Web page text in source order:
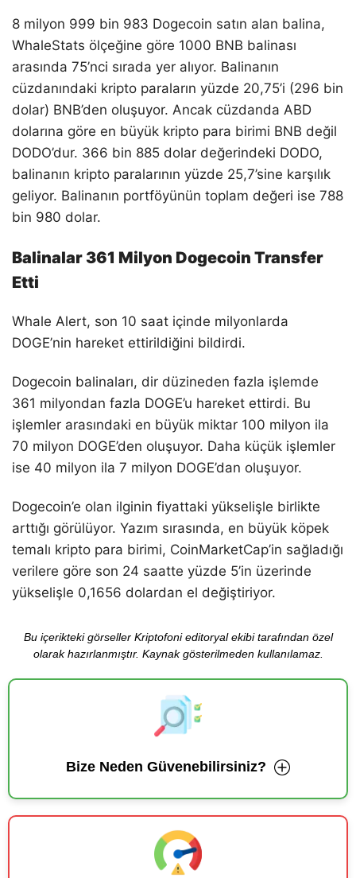
8 milyon 999 bin 983 Dogecoin satın alan balina,
WhaleStats ölçeğine göre 1000 BNB balinası
arasında 75’nci sırada yer alıyor. Balinanın
cüzdanındaki kripto paraların yüzde 20,75’i (296 bin
dolar) BNB’den oluşuyor. Ancak cüzdanda ABD
dolarına göre en büyük kripto para birimi BNB değil
DODO’dur. 366 bin 885 dolar değerindeki DODO,
balinanın kripto paralarının yüzde 25,7’sine karşılık
geliyor. Balinanın portföyünün toplam değeri ise 788
bin 980 dolar.
Balinalar 361 Milyon Dogecoin Transfer
Etti
Whale Alert, son 10 saat içinde milyonlarda
DOGE’nin hareket ettirildiğini bildirdi.
Dogecoin balinaları, dir düzineden fazla işlemde
361 milyondan fazla DOGE’u hareket ettirdi. Bu
işlemler arasındaki en büyük miktar 100 milyon ila
70 milyon DOGE’den oluşuyor. Daha küçük işlemler
ise 40 milyon ila 7 milyon DOGE’dan oluşuyor.
Dogecoin’e olan ilginin fiyattaki yükselişle birlikte
arttığı görülüyor. Yazım sırasında, en büyük köpek
temalı kripto para birimi, CoinMarketCap’in sağladığı
verilere göre son 24 saatte yüzde 5’in üzerinde
yükselişle 0,1656 dolardan el değiştiriyor.
Bu içerikteki görseller Kriptofoni editoryal ekibi tarafından özel
olarak hazırlanmıştır. Kaynak gösterilmeden kullanılamaz.
Bize Neden Güvenebilirsiniz?